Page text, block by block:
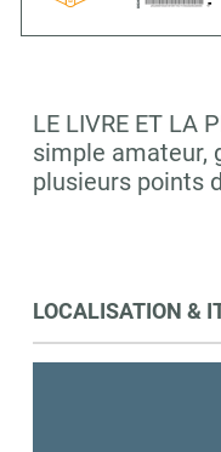
LE LIVRE ET LA
simple amateur,
plusieurs points
LOCALISATION &